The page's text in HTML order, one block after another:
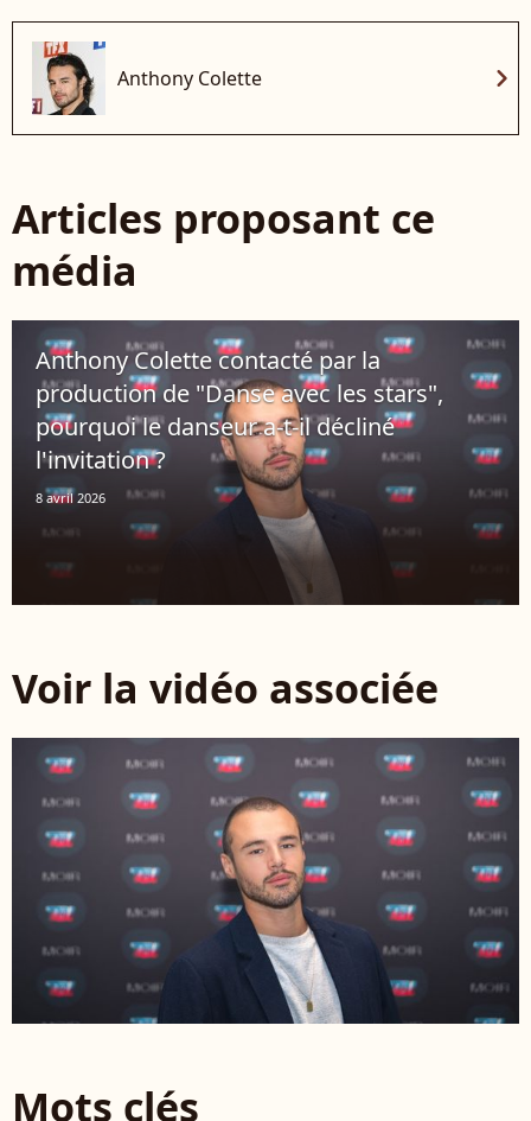
Anthony Colette chevron_right
Articles proposant ce
média
Anthony Colette contacté par la
production de "Danse avec les stars",
pourquoi le danseur a-t-il décliné
l'invitation ?
8 avril 2026
Voir la vidéo associée
Mots clés